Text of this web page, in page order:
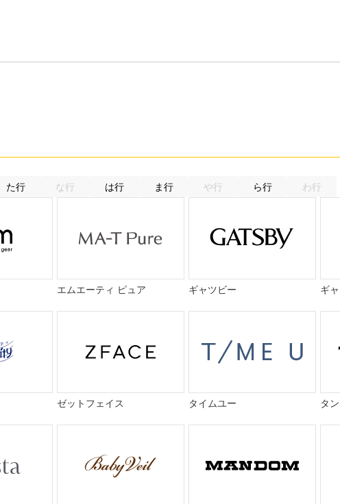
た行 な行 は行 ま行 や行 ら行 わ行
エムエーティ ピュア ギャツビー ギ
ゼットフェイス タイムユー タ